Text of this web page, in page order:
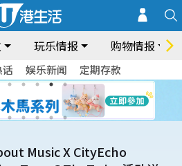
玩乐情报 购物情报
娱乐新闻 定期存款
Music X CityEcho